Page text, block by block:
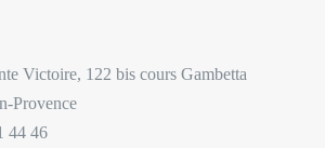
Victoire, 122 bis cours Gambetta
Provence
44 46